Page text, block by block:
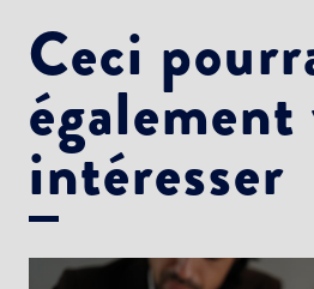
Ceci
également
intéresser